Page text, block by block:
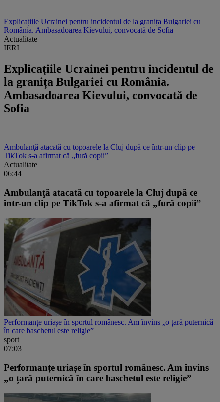
Explicațiile Ucrainei pentru incidentul de la granița Bulgariei cu
România. Ambasadoarea Kievului, convocată de Sofia
Actualitate
IERI
Explicațiile Ucrainei pentru incidentul de
la granița Bulgariei cu România.
Ambasadoarea Kievului, convocată de
Sofia
Ambulanţă atacată cu topoarele la Cluj după ce într-un clip pe
TikTok s-a afirmat că „fură copii”
Actualitate
06:44
Ambulanţă atacată cu topoarele la Cluj după ce
într-un clip pe TikTok s-a afirmat că „fură copii”
Performanțe uriașe în sportul românesc. Am învins „o țară puternică
în care baschetul este religie”
sport
07:03
Performanțe uriașe în sportul românesc. Am învins
„o țară puternică în care baschetul este religie”